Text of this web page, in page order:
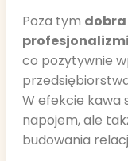
Poza tym
co pozytywnie
W efekcie kawa
napojem, ale
budowania